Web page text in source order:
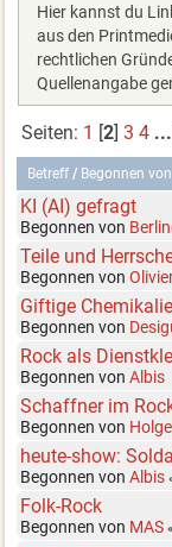
Hier kannst du
aus den
rechtlichen
Quellenangabe
Seiten: 1 [2] 3 4 ...
Betreff/ Begonnen von
KI (AI) gefragt
Begonnen von
Teile und
Begonnen von
Giftige
Begonnen von
Rock als
Begonnen vonAlbis
Schaffner im
Begonnen von
heute-show:
Begonnen vonAlbis
Folk-Rock
Begonnen von MAS «